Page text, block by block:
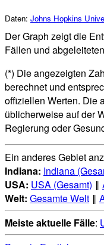
Daten: Johns Hopkins
Der Graph zeigt die
Fällen und
(*) Die angezeigten
berechnet und
offiziellen Werten. Die
üblicherweise auf der
Regierung oder
Ein anderes Gebiet
Indiana: Indiana
USA: USA (Gesamt) ‖
Welt: Gesamte Welt ‖
Meiste aktuelle Fälle: